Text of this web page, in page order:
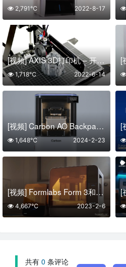
2022-8-17
2,791℃
[视频] AXIS 3D打印机 – 开源 DIY套件
2022-6-14
1,718℃
[视频] Carbon AO Backpack：适用于M3的全天候生产系统
2024-2-23
1,648℃
[视频] Formlabs Form 3和Form 3L介绍：搭载 Low Force Stereolithography (LFS) 技术
2023-2-6
4,667℃
共有 0 条评论